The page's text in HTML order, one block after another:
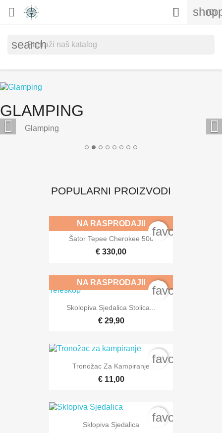
 (0)

search
GLAMPING
Glamping
 
POPULARNI PROIZVODI
Šator Tepee Cherokee 500
€ 330,00
NA RASPRODAJI!
Skolopiva Sjedalica Stolica...
€ 29,90
NA RASPRODAJI!
Tronožac Za Kampiranje
€ 11,00
Sklopiva Sjedalica